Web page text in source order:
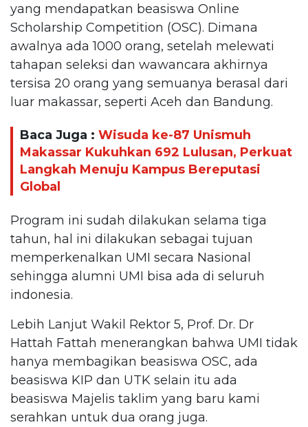
yang mendapatkan beasiswa Online
Scholarship Competition (OSC). Dimana
awalnya ada 1000 orang, setelah melewati
tahapan seleksi dan wawancara akhirnya
tersisa 20 orang yang semuanya berasal dari
luar makassar, seperti Aceh dan Bandung.
Baca Juga : Wisuda ke-87 Unismuh
Makassar Kukuhkan 692 Lulusan, Perkuat
Langkah Menuju Kampus Bereputasi
Global
Program ini sudah dilakukan selama tiga
tahun, hal ini dilakukan sebagai tujuan
memperkenalkan UMI secara Nasional
sehingga alumni UMI bisa ada di seluruh
indonesia.
Lebih Lanjut Wakil Rektor 5, Prof. Dr. Dr
Hattah Fattah menerangkan bahwa UMI tidak
hanya membagikan beasiswa OSC, ada
beasiswa KIP dan UTK selain itu ada
beasiswa Majelis taklim yang baru kami
serahkan untuk dua orang juga.